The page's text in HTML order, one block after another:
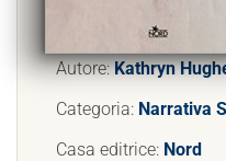
Autore:Kathryn
Categoria: Narrativa
Casa editrice: Nord